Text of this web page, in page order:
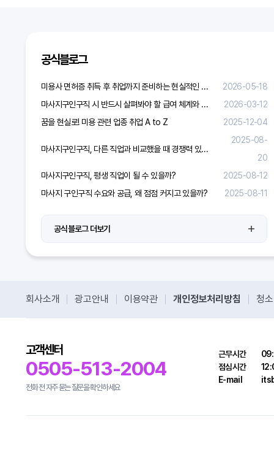
공식블로그
미용사 면허증 취득 후 취업까지 준비하는 현실적인 방법
2026-05-18
마사지구인구직 시 반드시 살펴봐야 할 급여 체계와 합리적 보상 가이드
2026-03-12
꿈을 현실로! 미용 관련 업종 취업 A to Z
2025-12-04
마사지구인구직, 다른 직업과 비교했을 때 경쟁력 있을까?
2025-08-
20
마사지구인구직, 평생 직업이 될 수 있을까?
2025-08-12
마사지 구인구직 수요와 공급, 왜 점점 커지고 있을까?
2025-08-11
공식블로그 더보기
회사소개 광고안내 이용약관 개인정보처리방침 청
고객센터
0505-513-2004
전화 전 자주 묻는 질문을 확인하세요
근무시간
점심시간
E-mail